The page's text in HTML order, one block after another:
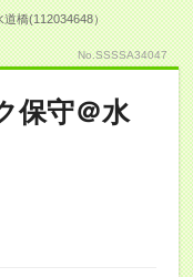
橋(112034648）
No.SSSSA34047
保守＠水